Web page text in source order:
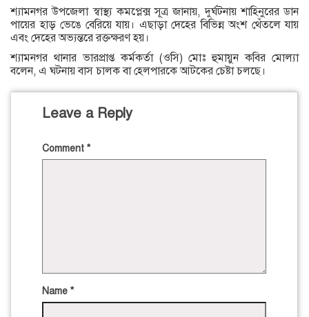
শ্যামনগর উপজেলা স্বাস্থ্য কমপ্লেক্স সূত্র জানায়, দুর্ঘটনায় শাহিনুরের ডান
পায়ের হাড় ভেঙে বেরিয়ে যায়। এছাড়া দেহের বিভিন্ন অংশ থেঁতলে যায়
এবং দেহের অভ্যন্তরে রক্তক্ষরণ হয়।
শ্যামনগর থানার ভারপ্রাপ্ত কর্মকর্তা (ওসি) মোঃ হুমায়ুন কবির মোল্যা
বলেন, এ ঘটনায় বাস চালক বা হেলপারকে আটকের চেষ্টা চলছে।
Leave a Reply
Comment *
Name *